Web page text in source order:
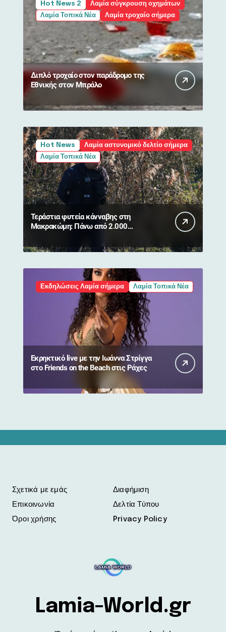
Hot News 2
Λαμία σύγκρουση οχημάτων
Λαμία Τοπικά Νέα
Λαμία τροχαίο σήμερα
Διπλό τροχαίο στον παράδρομο της
Εθνικής στον Μπράλο
Hot News
Λαμία αστυνομικό δελτίο σήμερα
Λαμία Τοπικά Νέα
Τεράστια φυτεία κάνναβης στη
Μακρακώμη: Πάνω από 2.000
Εκδηλώσεις Λαμία σήμερα Λαμία Τοπικά Νέα
Εκρηκτικό live με την Ιωάννα Στρίγγα
στο Friends on the Beach στις Ράχες
Σχετικά με εμάς
Επικοινωνία
Όροι χρήσης
Διαφήμιση
Δελτία Τύπου
Privacy Policy
Lamia-World.gr